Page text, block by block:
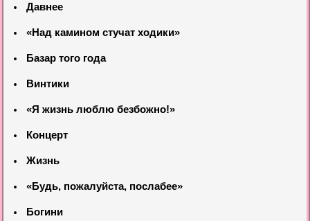
Давнее
«Над камином стучат ходики»
Базар того года
Винтики
«Я жизнь люблю безбожно!»
Концерт
Жизнь
«Будь, пожалуйста, послабее»
Богини